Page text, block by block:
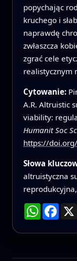
popychając
kruchego i
naprawdę
zwłaszcza
zgrać cele
realistycznym
Cytowanie:
A.R. Altruistic
viability:
Humanit Soc
https://
Słowa
altruistyczna